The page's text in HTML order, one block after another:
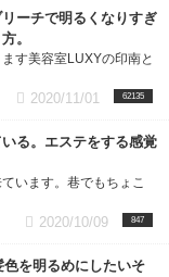
ーチで明るくなりすぎ
。
す美容室LUXYの印南と
62135
2020/11/01
る。エステをする感覚
います。巷でもちょこ
847
2020/10/09
色を明るめにしたいそ